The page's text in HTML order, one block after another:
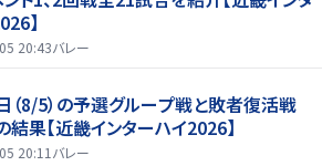
】
20:43バレー
（8/5）の予選グループ戦と敗者復活戦
果【近畿インターハイ2026】
20:11 バレー